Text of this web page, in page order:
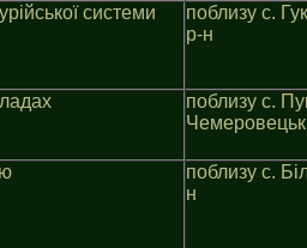
системи
поблизу с.
р-н
поблизу с.
поблизу с.
н